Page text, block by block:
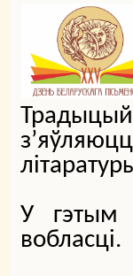
У гэтым
вобласці.